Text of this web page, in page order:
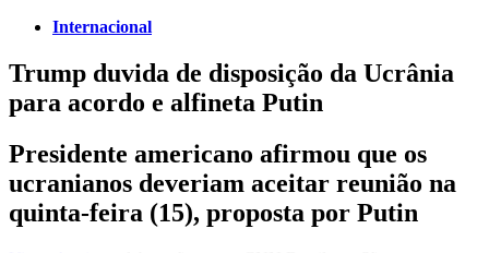
Internacional
Trump duvida de disposição da Ucrânia
para acordo e alfineta Putin
Presidente americano afirmou que os
ucranianos deveriam aceitar reunião na
quinta-feira (15), proposta por Putin